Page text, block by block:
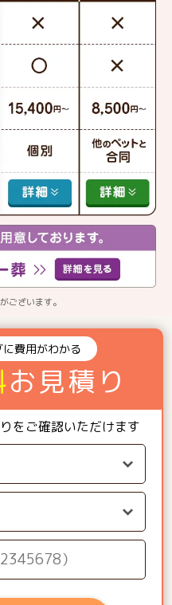
ございます。
費用がわかる
お見積り
をご確認いただけます